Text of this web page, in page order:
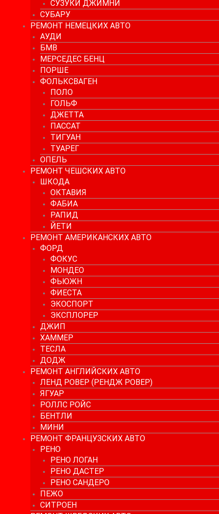
СУЗУКИ ДЖИМНИ
СУБАРУ
РЕМОНТ НЕМЕЦКИХ АВТО
АУДИ
БМВ
МЕРСЕДЕС БЕНЦ
ПОРШЕ
ФОЛЬКСВАГЕН
ПОЛО
ГОЛЬФ
ДЖЕТТА
ПАССАТ
ТИГУАН
ТУАРЕГ
ОПЕЛЬ
РЕМОНТ ЧЕШСКИХ АВТО
ШКОДА
ОКТАВИЯ
ФАБИА
РАПИД
ЙЕТИ
РЕМОНТ АМЕРИКАНСКИХ АВТО
ФОРД
ФОКУС
МОНДЕО
ФЬЮЖН
ФИЕСТА
ЭКОСПОРТ
ЭКСПЛОРЕР
ДЖИП
ХАММЕР
ТЕСЛА
ДОДЖ
РЕМОНТ АНГЛИЙСКИХ АВТО
ЛЕНД РОВЕР (РЕНДЖ РОВЕР)
ЯГУАР
РОЛЛС РОЙС
БЕНТЛИ
МИНИ
РЕМОНТ ФРАНЦУЗСКИХ АВТО
РЕНО
РЕНО ЛОГАН
РЕНО ДАСТЕР
РЕНО САНДЕРО
ПЕЖО
СИТРОЕН